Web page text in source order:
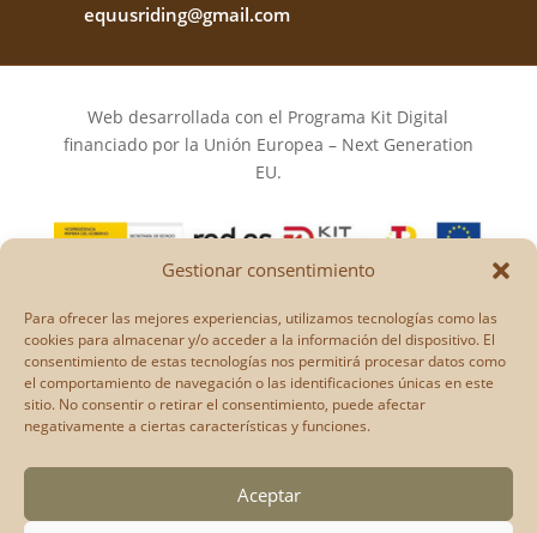
Gestionar consentimiento
Para ofrecer las mejores experiencias, utilizamos tecnologías como las
cookies para almacenar y/o acceder a la información del dispositivo. El
consentimiento de estas tecnologías nos permitirá procesar datos como
el comportamiento de navegación o las identificaciones únicas en este
sitio. No consentir o retirar el consentimiento, puede afectar
negativamente a ciertas características y funciones.
Aceptar
equusriding@gmail.com
Web desarrollada con el Programa Kit Digital
financiado por la Unión Europea – Next Generation
EU.
web son únicamente los del autor o autores y no
reflejan necesariamente los de la Unión Europea o la
Comisión Europea.
Ni la Unión Europea ni la Comisión Europea pueden